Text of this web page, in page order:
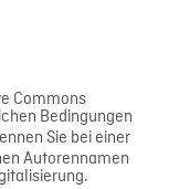
Commons
Bedingungen
Sie bei einer
Autorennamen